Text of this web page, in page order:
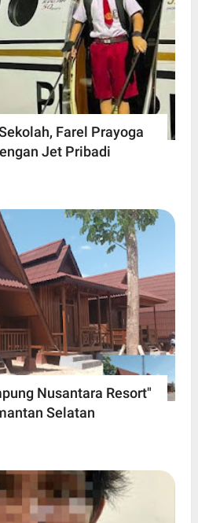
Farel Prayoga
Jet Pribadi
Nusantara Resort"
Selatan